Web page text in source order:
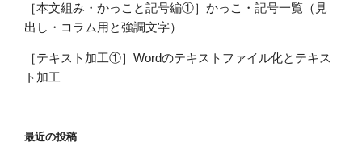
［本文組み・かっこと記号編①］かっこ・記号一覧（見
出し・コラム用と強調文字）
［テキスト加工①］Wordのテキストファイル化とテキス
ト加工
最近の投稿